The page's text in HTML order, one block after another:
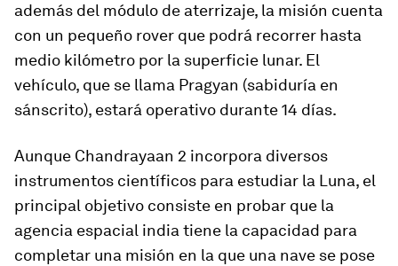
además del módulo de aterrizaje, la misión cuenta
con un pequeño rover que podrá recorrer hasta
medio kilómetro por la superficie lunar. El
vehículo, que se llama Pragyan (sabiduría en
sánscrito), estará operativo durante 14 días.
Aunque Chandrayaan 2 incorpora diversos
instrumentos científicos para estudiar la Luna, el
principal objetivo consiste en probar que la
agencia espacial india tiene la capacidad para
completar una misión en la que una nave se pose